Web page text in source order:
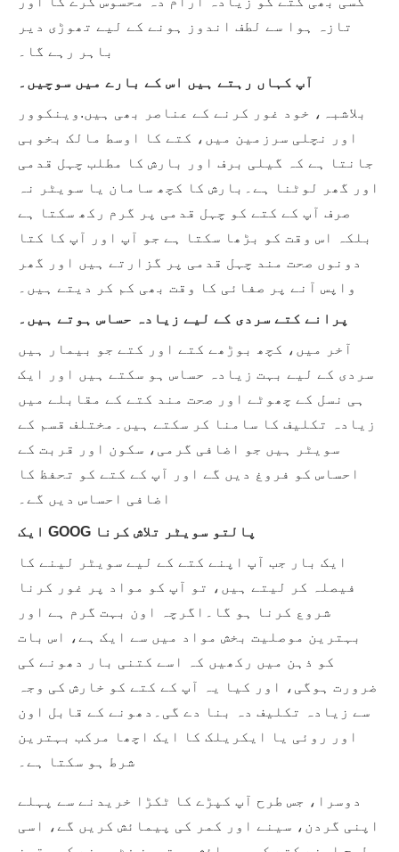
تازہ ہوا سے لطف اندوز ہونے کے لیے تھوڑی دیر
باہر رہے گا۔
آپ کہاں رہتے ہیں اس کے بارے میں سوچیں۔
بلاشبہ، خود غور کرنے کے عناصر بھی ہیں.وینکوور
اور نچلی سرزمین میں، کتے کا اوسط مالک بخوبی
جانتا ہے کہ گیلی برف اور بارش کا مطلب چہل قدمی
اور گھر لوٹنا ہے۔بارش کا کچھ سامان یا سویٹر نہ
صرف آپ کے کتے کو چہل قدمی پر گرم رکھ سکتا ہے
بلکہ اس وقت کو بڑھا سکتا ہے جو آپ اور آپ کا کتا
دونوں صحت مند چہل قدمی پر گزارتے ہیں اور گھر
واپس آنے پر صفائی کا وقت بھی کم کر دیتے ہیں۔
پرانے کتے سردی کے لیے زیادہ حساس ہوتے ہیں۔
آخر میں، کچھ بوڑھے کتے اور کتے جو بیمار ہیں
سردی کے لیے بہت زیادہ حساس ہو سکتے ہیں اور ایک
ہی نسل کے چھوٹے اور صحت مند کتے کے مقابلے میں
زیادہ تکلیف کا سامنا کر سکتے ہیں۔مختلف قسم کے
سویٹر ہیں جو اضافی گرمی، سکون اور قربت کے
احساس کو فروغ دیں گے اور آپ کے کتے کو تحفظ کا
اضافی احساس دیں گے۔
ایک GOOG پالتو سویٹر تلاش کرنا
ایک بار جب آپ اپنے کتے کے لیے سویٹر لینے کا
فیصلہ کر لیتے ہیں، تو آپ کو مواد پر غور کرنا
شروع کرنا ہو گا۔اگرچہ اون بہت گرم ہے اور
بہترین موصلیت بخش مواد میں سے ایک ہے، اس بات
کو ذہن میں رکھیں کہ اسے کتنی بار دھونے کی
ضرورت ہوگی، اور کیا یہ آپ کے کتے کو خارش کی وجہ
سے زیادہ تکلیف دہ بنا دے گی۔دھونے کے قابل اون
اور روئی یا ایکریلک کا ایک اچھا مرکب بہترین
شرط ہو سکتا ہے۔
دوسرا، جس طرح آپ کپڑے کا ٹکڑا خریدنے سے پہلے
اپنی گردن، سینے اور کمر کی پیمائش کریں گے، اسی